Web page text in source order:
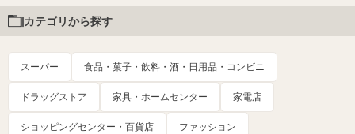
カテゴリから探す
スーパー 食品・菓子・飲料・酒・日用品・コンビニ
ドラッグストア 家具・ホームセンター 家電店
ショッピングセンター・百貨店 ファッション